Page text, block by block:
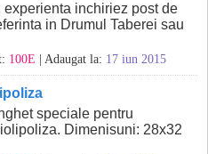
inchiriez post de
in Drumul Taberei sau
100E | Adaugat la: 17 iun 2015
speciale pentru
Dimenisuni: 28x32